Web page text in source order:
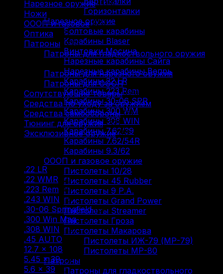
Горизонталки
Нарезное оружие
Болтовые карабины
Карабины Blaser
Винтовки Мосина
Нарезные карабины Сайга
Нарезные карабины Вепрь
Карабины 22 LR
Карабины 223 Rem
Карабины 30-06 SPR
Карабины 300 WM
Карабины 308 WIN
Карабины 7.62/39
Карабины 7.62/54R
Карабины 9.3/62
ОООП и газовое оружие
Пистолеты 10/28
Пистолеты 45 Rubber
Пистолеты 9 Р.А.
Пистолеты Grand Power
Пистолеты Streamer
Пистолеты Гроза
Пистолеты Макарова
Пистолеты ИЖ-79 (МР-79)
Пистолеты МР-80
Патроны
Патроны для гладкоствольного
Нарезное оружие (115)
Ножи
ОООП и газовое (71)
Оптика
(12)
Патроны (211)
Патроны для гладкоствольного оружия
Патроны для нарезного оружия
Патроны для ОООП (30)
Сопутствующие товары (13)
Средства по уходу за оружием
Средства самообороны (6)
Тюнинг для оружия (37)
Эксклюзивное оружие (6)
.22 LR
.22 WMR
(2)
.223 Rem (8)
.243 WIN (2)
.30-06 Springfield (8)
.300 Win Mag (3)
.308 WIN (12)
.45 AUTO
12.7 × 108
5.45 × 39 (1)
5.6 × 39
(1)